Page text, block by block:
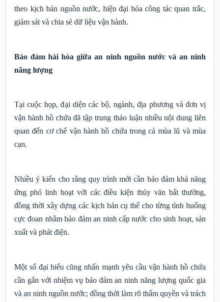
theo kịch bản nguồn nước, hiện đại hóa công tác quan trắc,
giám sát và chia sẻ dữ liệu vận hành.
Bảo đảm hài hòa giữa an ninh nguồn nước và an ninh
năng lượng
Tại cuộc họp, đại diện các bộ, ngành, địa phương và đơn vị
vận hành hồ chứa đã tập trung thảo luận nhiều nội dung liên
quan đến cơ chế vận hành hồ chứa trong cả mùa lũ và mùa
cạn.
Nhiều ý kiến cho rằng quy trình mới cần bảo đảm khả năng
ứng phó linh hoạt với các điều kiện thủy văn bất thường,
đồng thời xây dựng các kịch bản cụ thể cho từng tình huống
cực đoan nhằm bảo đảm an ninh cấp nước cho sinh hoạt, sản
xuất và phát điện.
Một số đại biểu cũng nhấn mạnh yêu cầu vận hành hồ chứa
cần gắn với nhiệm vụ bảo đảm an ninh năng lượng quốc gia
và an ninh nguồn nước; đồng thời làm rõ thẩm quyền và trách